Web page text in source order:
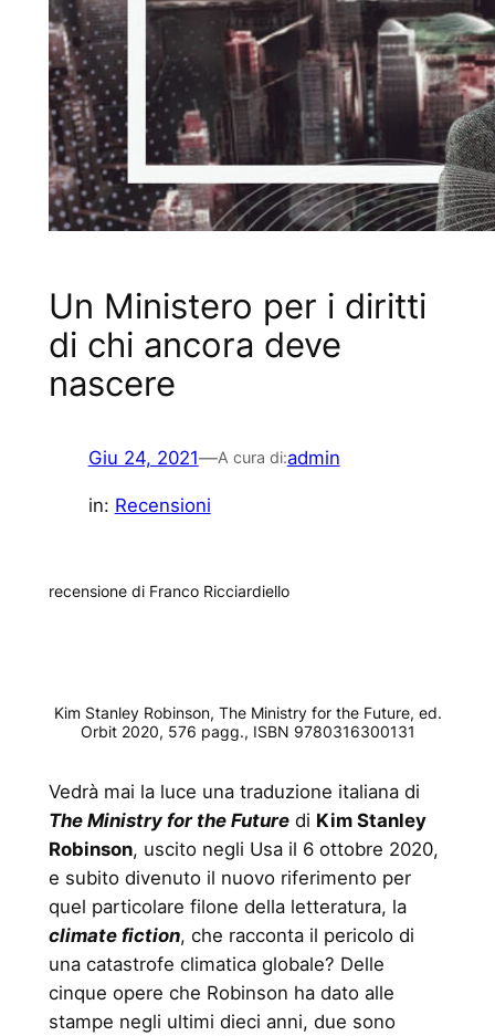
Un Ministero per i diritti
di chi ancora deve
nascere
Giu 24, 2021—A cura di:admin
in: Recensioni
recensione di Franco Ricciardiello
Kim Stanley Robinson, The Ministry for the Future, ed.
Orbit 2020, 576 pagg., ISBN 9780316300131
Vedrà mai la luce una traduzione italiana di
The Ministry for the Futuredi Kim Stanley
Robinson, uscito negli Usa il 6 ottobre 2020,
e subito divenuto il nuovo riferimento per
quel particolare filone della letteratura, la
climate fiction, che racconta il pericolo di
una catastrofe climatica globale? Delle
cinque opere che Robinson ha dato alle
stampe negli ultimi dieci anni, due sono